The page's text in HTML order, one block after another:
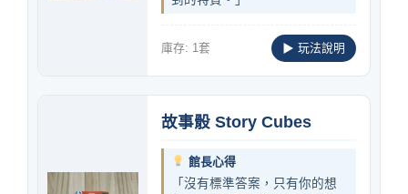
庫存: 1套 ▶ 玩法說明
故事骰 Story Cubes
館長心得
「沒有標準答案，只有你的想